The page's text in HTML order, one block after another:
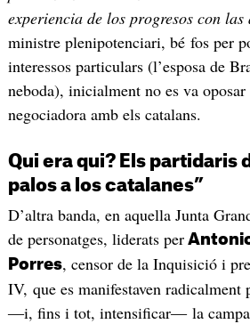
experiencia de los progresos con las
ministre plenipotenciari, bé fos per
interessos particulars (l’esposa de
neboda), inicialment no es va
negociadora amb els catalans.
Qui era qui? Els partidaris
palos a los catalanes”
D’altra banda, en aquella Junta
de personatges, liderats per
Porres, censor de la Inquisició i
IV, que es manifestaven radicalment
―i, fins i tot, intensificar― la